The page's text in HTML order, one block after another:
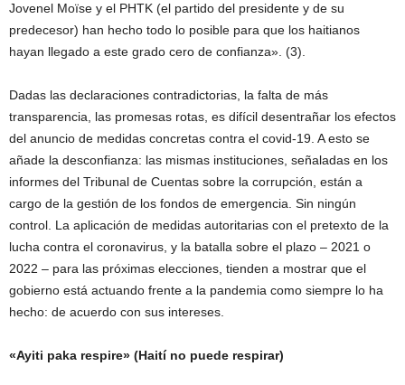
Jovenel Moïse y el PHTK (el partido del presidente y de su
predecesor) han hecho todo lo posible para que los haitianos
hayan llegado a este grado cero de confianza». (3).
Dadas las declaraciones contradictorias, la falta de más
transparencia, las promesas rotas, es difícil desentrañar los efectos
del anuncio de medidas concretas contra el covid-19. A esto se
añade la desconfianza: las mismas instituciones, señaladas en los
informes del Tribunal de Cuentas sobre la corrupción, están a
cargo de la gestión de los fondos de emergencia. Sin ningún
control. La aplicación de medidas autoritarias con el pretexto de la
lucha contra el coronavirus, y la batalla sobre el plazo – 2021 o
2022 – para las próximas elecciones, tienden a mostrar que el
gobierno está actuando frente a la pandemia como siempre lo ha
hecho: de acuerdo con sus intereses.
«Ayiti paka respire» (Haití no puede respirar)